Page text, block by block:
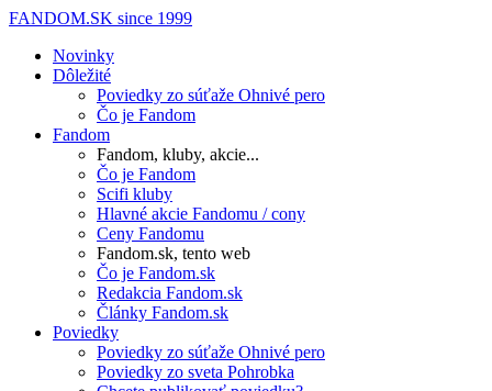
FANDOM.SK since 1999
Novinky
Dôležité
Poviedky zo súťaže Ohnivé pero
Čo je Fandom
Fandom
Fandom, kluby, akcie...
Čo je Fandom
Scifi kluby
Hlavné akcie Fandomu / cony
Ceny Fandomu
Fandom.sk, tento web
Čo je Fandom.sk
Redakcia Fandom.sk
Články Fandom.sk
Poviedky
Poviedky zo súťaže Ohnivé pero
Poviedky zo sveta Pohrobka